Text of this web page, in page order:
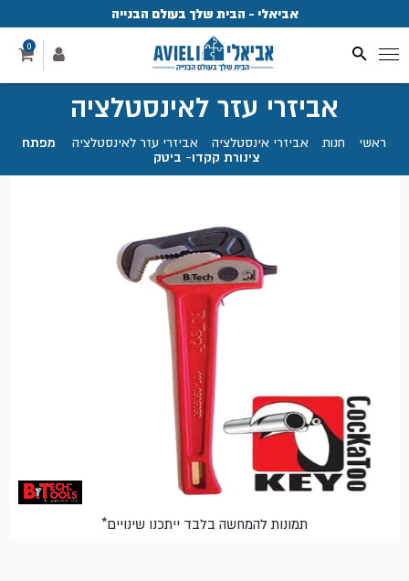
אביאלי - הבית שלך בעולם הבנייה
0
אביזרי עזר לאינסטלציה
ראשי חנות אביזרי אינסטלציה אביזרי עזר לאינסטלציה
מפתח
צינורת קקדו- ביטק
*תמונות להמחשה בלבד ייתכנו שינויים